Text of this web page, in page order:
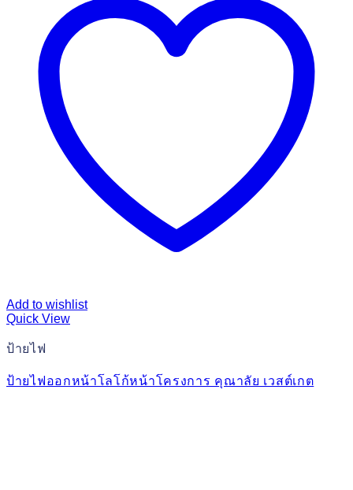
Add to wishlist
Quick View
ป้ายไฟ
ป้ายไฟออกหน้าโลโก้หน้าโครงการ คุณาลัย เวสต์เกต